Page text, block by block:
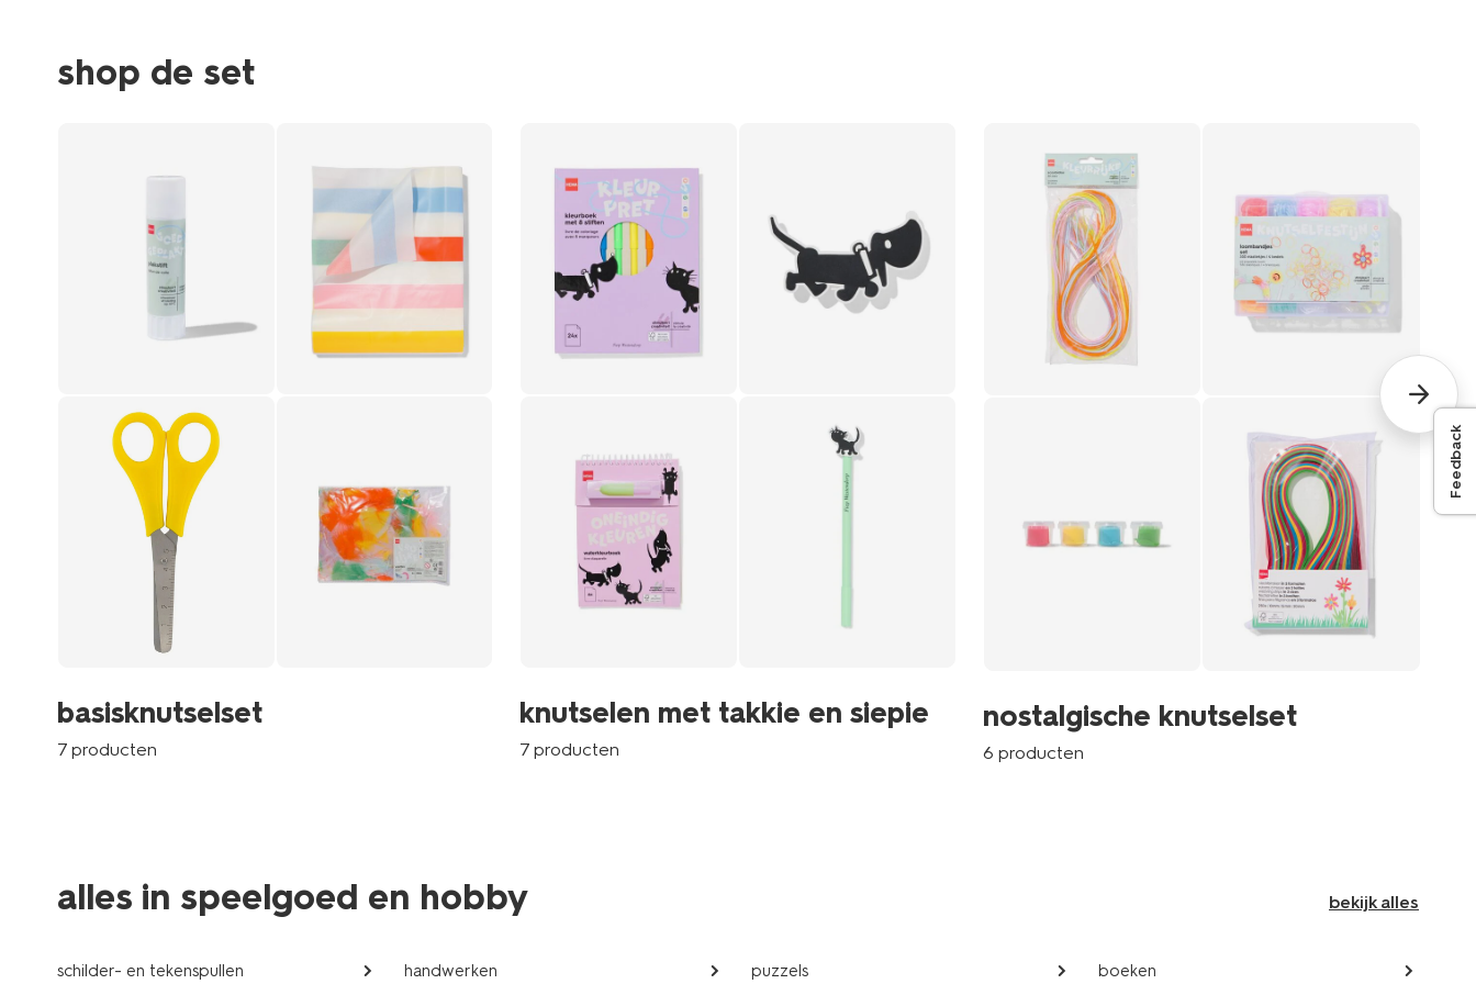
Feedback
shop de set
basisknutselset
7 producten
knutselen met takkie en siepie
7 producten
nostalgische knutselset
6 producten
alles in speelgoed en hobby bekijk alles
schilder- en tekenspullen handwerken puzzels boeken